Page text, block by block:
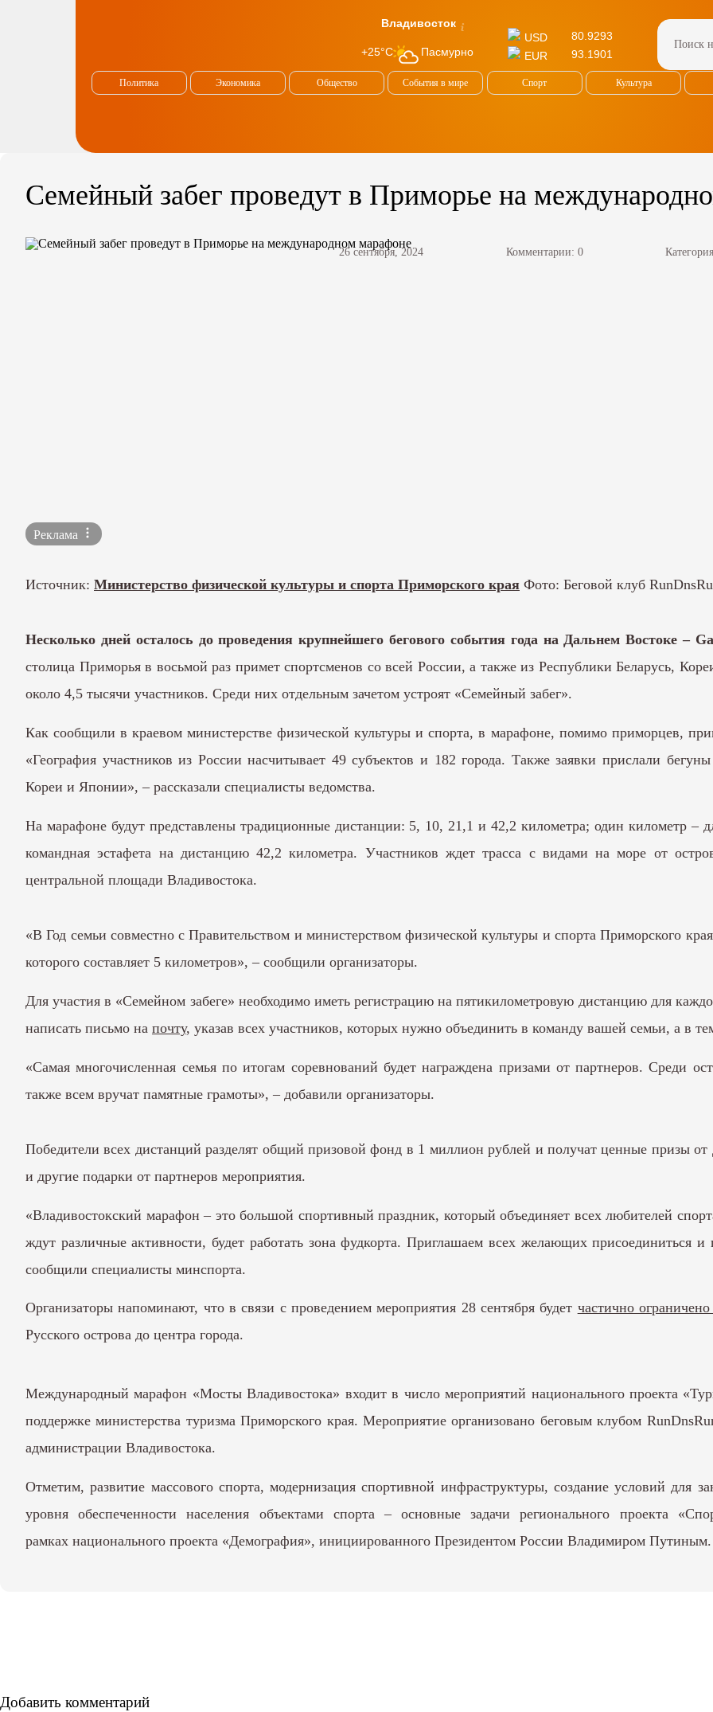
Владивосток
+25°C Пасмурно
USD
80.9293
EUR
93.1901
Политика Экономика Общество События в мире Спорт Культура
Семейный забег проведут в Приморье на
26 сентября, 2024 Комментарии: 0
Реклама
Источник: Министерство физической культуры и спорта Приморского края Фото: Беговой клуб
Несколько дней осталось до проведения крупнейшего бегового события года на Дальнем Востоке –
столица Приморья в восьмой раз примет спортсменов со всей России, а также из Республики Беларусь,
около 4,5 тысячи участников. Среди них отдельным зачетом устроят «Семейный забег».
Как сообщили в краевом министерстве физической культуры и спорта, в марафоне, помимо приморцев,
«География участников из России насчитывает 49 субъектов и 182 города. Также заявки прислали
Кореи и Японии», – рассказали специалисты ведомства.
На марафоне будут представлены традиционные дистанции: 5, 10, 21,1 и 42,2 километра; один километр –
командная эстафета на дистанцию 42,2 километра. Участников ждет трасса с видами на море от
центральной площади Владивостока.
«В Год семьи совместно с Правительством и министерством физической культуры и спорта Приморского
которого составляет 5 километров», – сообщили организаторы.
Для участия в «Семейном забеге» необходимо иметь регистрацию на пятикилометровую дистанцию для
написать письмо на почту, указав всех участников, которых нужно объединить в команду вашей семьи, а в
«Самая многочисленная семья по итогам соревнований будет награждена призами от партнеров. Среди
также всем вручат памятные грамоты», – добавили организаторы.
Победители всех дистанций разделят общий призовой фонд в 1 миллион рублей и получат ценные призы
и другие подарки от партнеров мероприятия.
«Владивостокский марафон – это большой спортивный праздник, который объединяет всех любителей
ждут различные активности, будет работать зона фудкорта. Приглашаем всех желающих присоединиться
сообщили специалисты минспорта.
Организаторы напоминают, что в связи с проведением мероприятия 28 сентября будет частично
Русского острова до центра города.
Международный марафон «Мосты Владивостока» входит в число мероприятий национального проекта
поддержке министерства туризма Приморского края. Мероприятие организовано беговым клубом
администрации Владивостока.
Отметим, развитие массового спорта, модернизация спортивной инфраструктуры, создание условий для
уровня обеспеченности населения объектами спорта – основные задачи регионального проекта
рамках национального проекта «Демография», инициированного Президентом России Владимиром Путиным.
Добавить комментарий